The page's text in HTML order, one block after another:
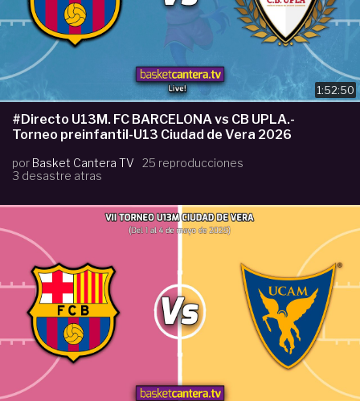
1:52:50
#Directo U13M. FC BARCELONA vs CB UPLA.-
Torneo preinfantil-U13 Ciudad de Vera 2026
por Basket Cantera TV
25 reproducciones
3 desastre atras